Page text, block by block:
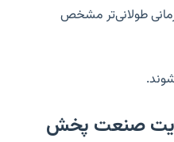
طولانی‌تر مشخص
صنعت پخش